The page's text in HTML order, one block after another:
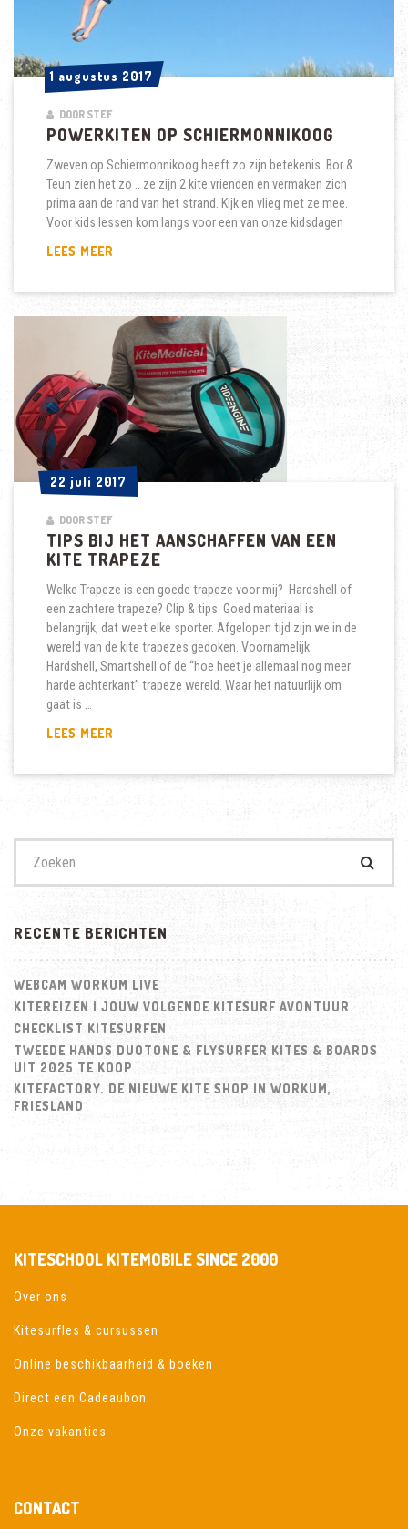
1 augustus 2017
1 augustus 2017
DOOR STEF
POWERKITEN OP SCHIERMONNIKOOG
Zweven op Schiermonnikoog heeft zo zijn betekenis. Bor &
Teun zien het zo .. ze zijn 2 kite vrienden en vermaken zich
prima aan de rand van het strand. Kijk en vlieg met ze mee.
Voor kids lessen kom langs voor een van onze kidsdagen
LEES MEER
22 juli 2017
22 juli 2017
DOOR STEF
TIPS BIJ HET AANSCHAFFEN VAN EEN
KITE TRAPEZE
Welke Trapeze is een goede trapeze voor mij? Hardshell of
een zachtere trapeze? Clip & tips. Goed materiaal is
belangrijk, dat weet elke sporter. Afgelopen tijd zijn we in de
wereld van de kite trapezes gedoken. Voornamelijk
Hardshell, Smartshell of de “hoe heet je allemaal nog meer
harde achterkant” trapeze wereld. Waar het natuurlijk om
gaat is …
LEES MEER
AANSCHAFFEN
KITE
naar:
RECENTE BERICHTEN
WEBCAM WORKUM LIVE
KITEREIZEN | JOUW VOLGENDE KITESURF AVONTUUR
CHECKLIST KITESURFEN
TWEEDE HANDS DUOTONE & FLYSURFER KITES & BOARDS
UIT 2025 TE KOOP
KITEFACTORY. DE NIEUWE KITE SHOP IN WORKUM,
FRIESLAND
KITESCHOOL KITEMOBILE SINCE 2000
Over ons
Kitesurfles & cursussen
Online beschikbaarheid & boeken
Direct een Cadeaubon
Onze vakanties
CONTACT